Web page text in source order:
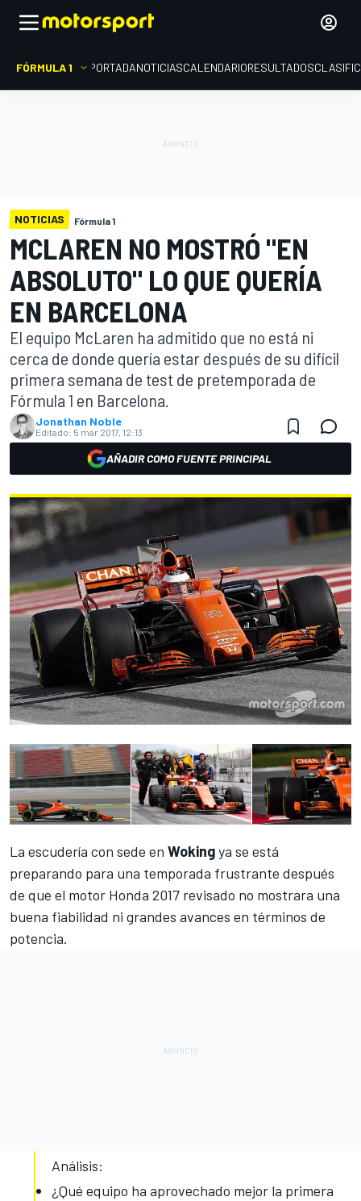
FÓRMULA 1 PORTADANOTICIASCALENDARIORESULTADOS
NOTICIAS Fórmula 1
MCLAREN NO MOSTRÓ "EN
ABSOLUTO" LO QUE QUERÍA
EN BARCELONA
El equipo McLaren ha admitido que no está ni
cerca de donde quería estar después de su difícil
primera semana de test de pretemporada de
Fórmula 1 en Barcelona.
Jonathan Noble
Editado: 5 mar 2017, 12:13
AÑADIR COMO FUENTE PRINCIPAL
La escudería con sede en Wokingya se está
preparando para una temporada frustrante después
de que el motor Honda 2017 revisado no mostrara una
buena fiabilidad ni grandes avances en términos de
potencia.
Análisis:
¿Qué equipo ha aprovechado mejor la primera